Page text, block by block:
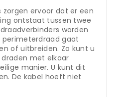
zorgen ervoor dat er een
ontstaat tussen twee
worden
gaat
of uitbreiden. Zo kunt u
met elkaar
manier. U kunt dit
De kabel hoeft niet